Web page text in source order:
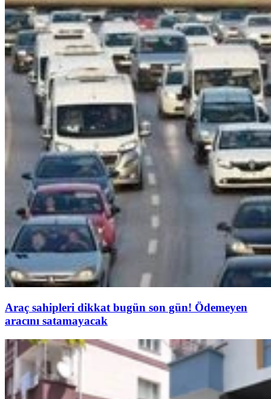
Araç sahipleri dikkat bugün son gün! Ödemeyen
aracını satamayacak